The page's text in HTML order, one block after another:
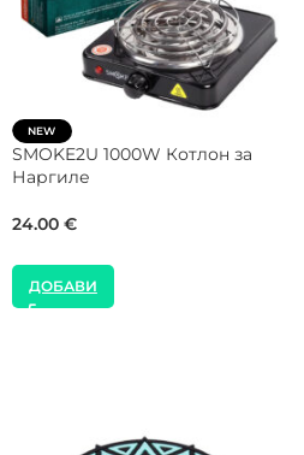
NEW
Gorilla Cube 27 mm 1 Kg Кутия
Въглени за Наргиле
8.00€
ДОБАВИ